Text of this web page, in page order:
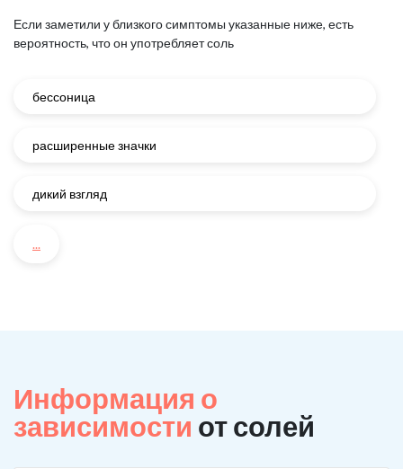
Если заметили у близкого симптомы указанные ниже, есть
вероятность, что он употребляет соль
бессоница
расширенные значки
дикий взгляд
...
Информация о
зависимости от солей